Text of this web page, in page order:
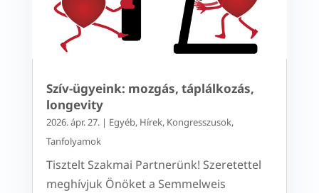
Szív-ügyeink: mozgás, táplálkozás,
longevity
2026. ápr. 27.| Egyéb, Hírek, Kongresszusok,
Tanfolyamok
Tisztelt Szakmai Partnerünk! Szeretettel
meghívjuk Önöket a Semmelweis